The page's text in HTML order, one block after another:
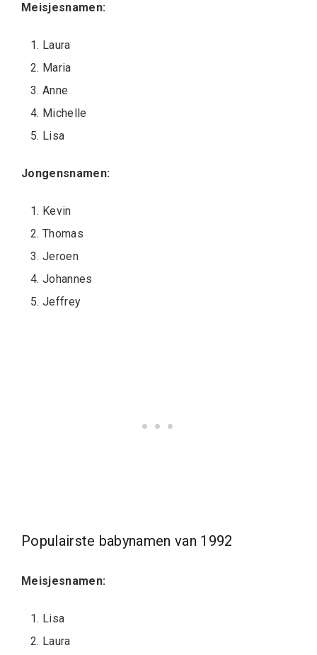
Meisjesnamen:
Laura
Maria
Anne
Michelle
Lisa
Jongensnamen:
Kevin
Thomas
Jeroen
Johannes
Jeffrey
Populairste babynamen van 1992
Meisjesnamen:
Lisa
Laura